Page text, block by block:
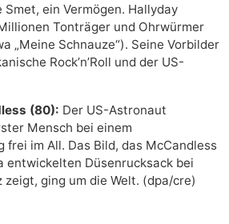
ein Vermögen. Hallyday
Tonträger und Ohrwürmer
„Meine Schnauze“). Seine Vorbilder
Rock’n’Roll und der US-
(80): Der US-Astronaut
Mensch bei einem
frei im All. Das Bild, das McCandless
entwickelten Düsenrucksack bei
zeigt, ging um die Welt. (dpa/cre)